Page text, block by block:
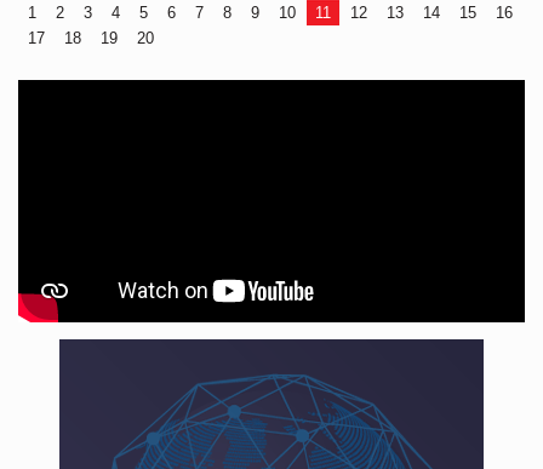
1 2 3 4 5 6 7 8 9 10 11 12 13 14 15
16
17
18 19 20